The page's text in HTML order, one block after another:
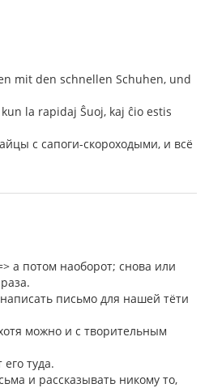
mit den schnellen Schuhen, und
la rapidaj Ŝuoj, kaj ĉio estis
с сапоги-скороходыми, и всё
а потом наоборот; снова или
письмо для нашей тёти
можно и с творительным
туда.
и рассказывать никому то,